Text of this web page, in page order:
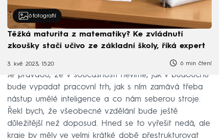
6 fotografií
Těžká maturita z matematiky? Ke zvládnutí
zkoušky stačí učivo ze základní školy, říká expert
3. kvě 2023, 15:20 6 min čtení
Je pravdou, že v současnosti nevíme, jak v budoucnu
bude vypadat pracovní trh, jak s ním zamává třeba
nástup umělé inteligence a co nám seberou stroje.
Řekl bych, že všeobecné vzdělání bude ještě
důležitější než doposud. Hned se to vyřešit nedá, ale
kraje by měly ve velmi krátké době přestrukturovat